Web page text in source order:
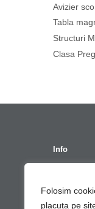
Folosim
placuta pe
Avizier
Tabla
Structuri
Clasa
Info
Contact